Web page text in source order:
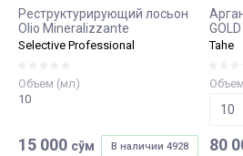
Реструктурирующий лосьон
Olio Mineralizzante
Selective Professional
Объем (мл)
10
В наличии 4928
15 000 сўм
Tahe
80